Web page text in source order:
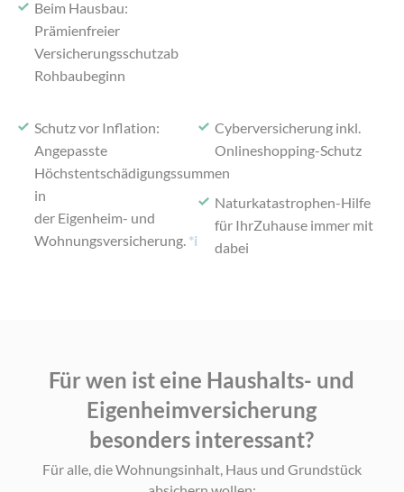
Beim Hausbau:
Prämienfreier
Versicherungsschutzab
Rohbaubeginn
Schutz vor Inflation:
Angepasste
Höchstentschädigungssummen
in
der Eigenheim- und
Wohnungsversicherung. *i
Cyberversicherung inkl.
Onlineshopping-Schutz
Naturkatastrophen-Hilfe
für IhrZuhause immer mit
dabei
Für wen ist eine Haushalts- und
Eigenheimversicherung
besonders interessant?
Für alle, die Wohnungsinhalt, Haus und Grundstück